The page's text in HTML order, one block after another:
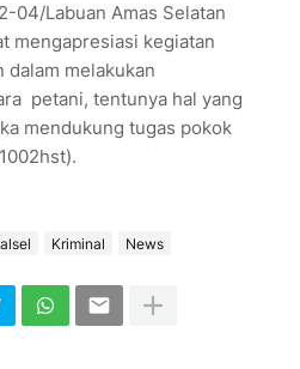
04/Labuan Amas Selatan
mengapresiasi kegiatan
dalam melakukan
petani, tentunya hal yang
mendukung tugas pokok
Kriminal News